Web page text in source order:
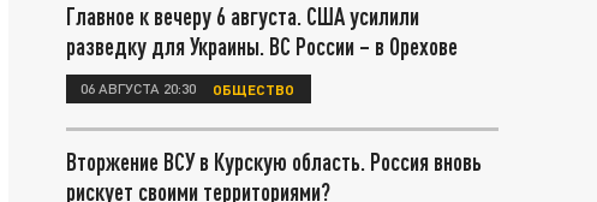
Главное к вечеру 6 августа. США усилили
разведку для Украины. ВС России – в Орехове
06 АВГУСТА 20:30 ОБЩЕСТВО
Вторжение ВСУ в Курскую область. Россия вновь
рискует своими территориями?